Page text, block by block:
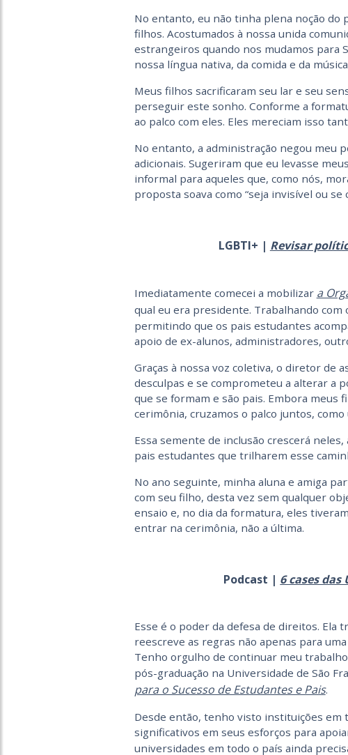
No entanto, eu não tinha plena noção do
filhos. Acostumados à nossa unida
estrangeiros quando nos mudamos para
nossa língua nativa, da comida e da
Meus filhos sacrificaram seu lar e seu
perseguir este sonho. Conforme a
ao palco com eles. Eles mereciam isso
No entanto, a administração negou meu
adicionais. Sugeriram que eu levasse
informal para aqueles que, como nós,
proposta soava como “seja invisível ou se
LGBTI+ | Revisar
Imediatamente comecei a mobilizar a
qual eu era presidente. Trabalhando
permitindo que os pais estudantes
apoio de ex-alunos, administradores,
Graças à nossa voz coletiva, o diretor de
desculpas e se comprometeu a alterar a
que se formam e são pais. Embora meus
cerimônia, cruzamos o palco juntos, como
Essa semente de inclusão crescerá
pais estudantes que trilharem esse
No ano seguinte, minha aluna e amiga
com seu filho, desta vez sem qualquer
ensaio e, no dia da formatura, eles
entrar na cerimônia, não a última.
Podcast | 6 cases
Esse é o poder da defesa de direitos. Ela
reescreve as regras não apenas para
Tenho orgulho de continuar meu
pós-graduação na Universidade de São
para o Sucesso de Estudantes e Pais.
Desde então, tenho visto instituições em
significativos em seus esforços para
universidades em todo o país ainda